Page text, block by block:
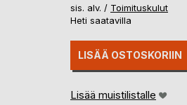
sis. alv. / Toimituskulut
Heti saatavilla
LISÄÄ OSTOSKORIIN
Lisää muistilistalle